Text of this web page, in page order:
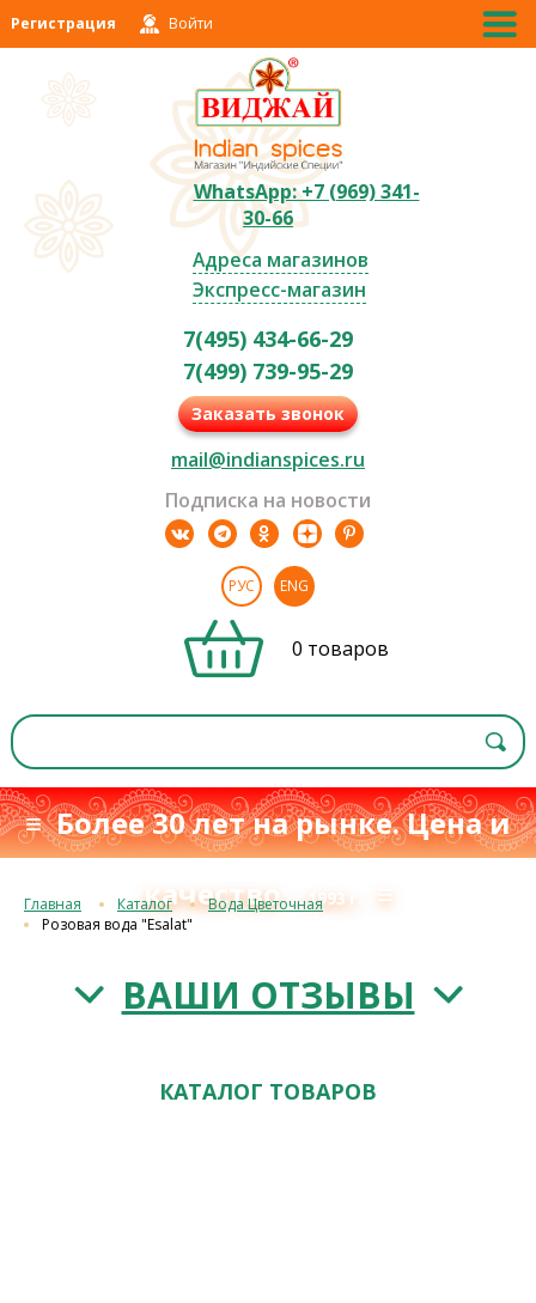
Регистрация Войти
WhatsApp: +7 (969) 341-
30-66
Адреса магазинов
Экспресс-магазин
7(495) 434-66-29
7(499) 739-95-29
Заказать звонок
mail@indianspices.ru
Подписка на новости
РУС ENG
0 товаров
≡ Более 30 лет на рынке. Цена и
качествос 1993 г. ≡
Главная Каталог
Вода Цветочная
Розовая вода "Esalat"
ВАШИ ОТЗЫВЫ
КАТАЛОГ ТОВАРОВ